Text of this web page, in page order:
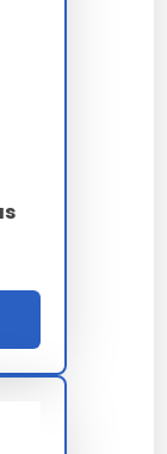
de 40 kHz
de
entre
mantém
12 meses
ISO 9001 e